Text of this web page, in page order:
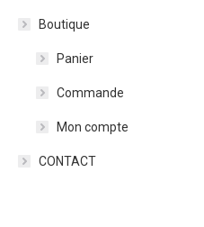
Boutique
Panier
Commande
Mon compte
CONTACT